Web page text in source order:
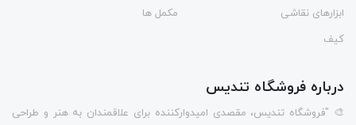
ابزارهای نقاشی
مکمل ها
کیف
درباره فروشگاه تندیس
🎨 "فروشگاه تندیس، مقصدی امیدوارکننده برای علاقمندان به هنر و طراحی